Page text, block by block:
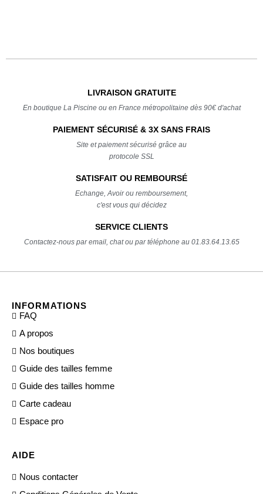
LIVRAISON GRATUITE
En boutique La Piscine ou en France métropolitaine dès 90€ d'achat
PAIEMENT SÉCURISÉ & 3X SANS FRAIS
Site et paiement sécurisé grâce au
protocole SSL
SATISFAIT OU REMBOURSÉ
Echange, Avoir ou remboursement,
c'est vous qui décidez
SERVICE CLIENTS
Contactez-nous par email, chat ou par téléphone au 01.83.64.13.65
INFORMATIONS
FAQ
A propos
Nos boutiques
Guide des tailles femme
Guide des tailles homme
Carte cadeau
Espace pro
AIDE
Nous contacter